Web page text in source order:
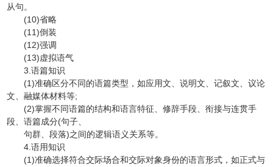
从句。
(10)省略
(11)倒装
(12)强调
(13)虚拟语气
3.语篇知识
(1)准确区分不同的语篇类型，如应用文、说明文、记叙文、议论
文、融媒体材料等;
(2)掌握不同语篇的结构和语言特征、修辞手段、衔接与连贯手
段、语篇成分(句子、
句群、段落)之间的逻辑语义关系等。
4.语用知识
(1)准确选择符合交际场合和交际对象身份的语言形式，如正式与